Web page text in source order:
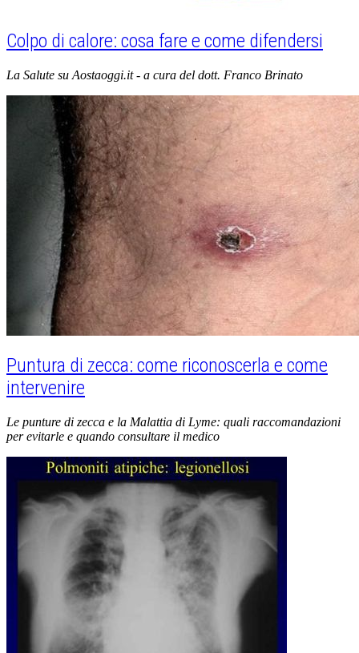
Colpo di calore: cosa fare e come difendersi
La Salute su Aostaoggi.it - a cura del dott. Franco Brinato
Puntura di zecca: come riconoscerla e come
intervenire
Le punture di zecca e la Malattia di Lyme: quali raccomandazioni
per evitarle e quando consultare il medico